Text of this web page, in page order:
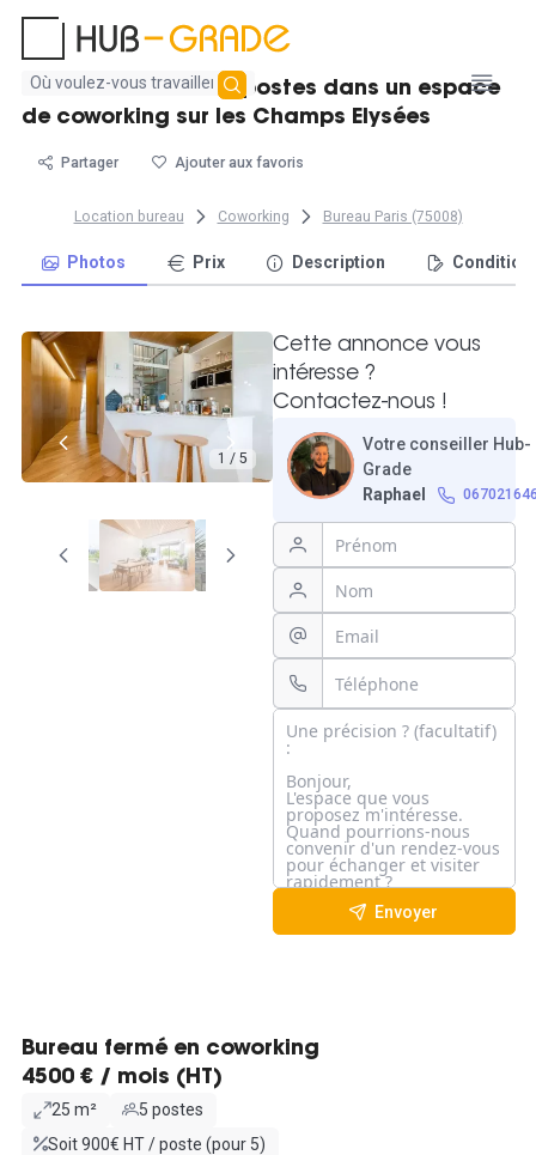
Aucun
résultat
Bureau Privatif de 5 postes dans un espace
de coworking sur les Champs Elysées
Partager Ajouter aux favoris
Location bureau Coworking Bureau Paris (75008)
Photos Prix Description
1 / 5
Cette annonce vous
intéresse ?
Contactez-nous !
Votre conseiller Hub-
Grade
Raphael
Envoyer
Bureau fermé en coworking
4500 € / mois (HT)
25 m²
5 postes
Soit 900€ HT / poste (pour 5)